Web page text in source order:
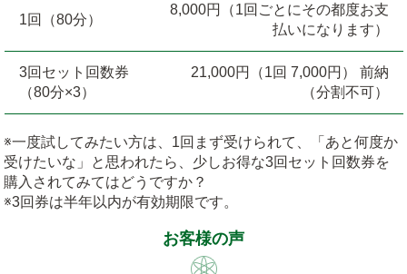
1回（80分）
8,000円（1回ごとにその都度お支
払いになります）
3回セット回数券
（80分×3）
21,000円（1回 7,000円） 前納
（分割不可）
※一度試してみたい方は、1回まず受けられて、「あと何度か
受けたいな」と思われたら、少しお得な3回セット回数券を
購入されてみてはどうですか？
※3回券は半年以内が有効期限です。
お客様の声